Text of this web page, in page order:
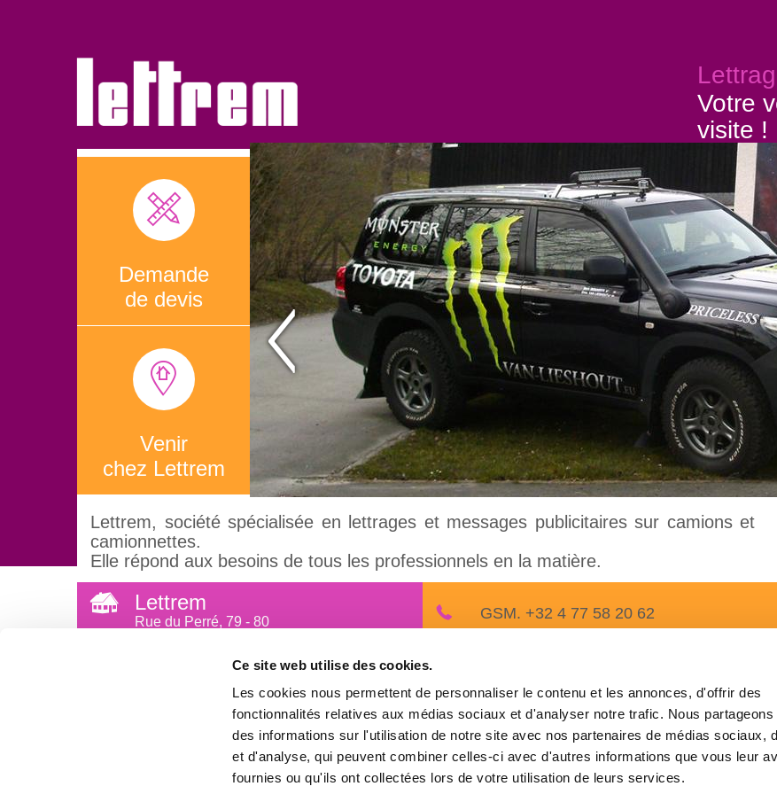
Ce site web utilise des cookies.
Les cookies nous permettent de personnaliser le contenu et les annonces, d'offrir des
fonctionnalités relatives aux médias sociaux et d'analyser notre trafic. Nous partageons
des informations sur l'utilisation de notre site avec nos partenaires de médias sociaux,
et d'analyse, qui peuvent combiner celles-ci avec d'autres informations que vous leur
fournies ou qu'ils ont collectées lors de votre utilisation de leurs services.
Votre
visite !
Demande
de devis
Venir
chez Lettrem
Lettrem, société spécialisée en lettrages et messages publicitaires sur camions et
camionnettes.
Elle répond aux besoins de tous les professionnels en la matière.
Lettrem
Rue du Perré, 79 - 80
GSM. +32 4 77 58 20 62
Réalisé parINTERMEDIATIC- Actualisation des informations : Lettrem